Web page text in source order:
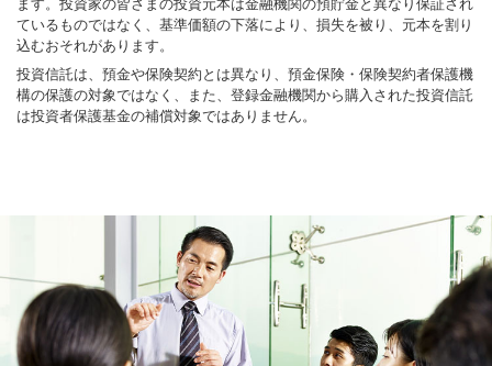
ます。投資家の皆さまの投資元本は金融機関の預貯金と異なり保証され
ているものではなく、基準価額の下落により、損失を被り、元本を割り
込むおそれがあります。
投資信託は、預金や保険契約とは異なり、預金保険・保険契約者保護機
構の保護の対象ではなく、また、登録金融機関から購入された投資信託
は投資者保護基金の補償対象ではありません。